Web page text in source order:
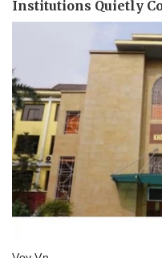
Thể thao
Lịch thi đấu bóng đá
Thế giới thể thao
eSports
Hậu trường